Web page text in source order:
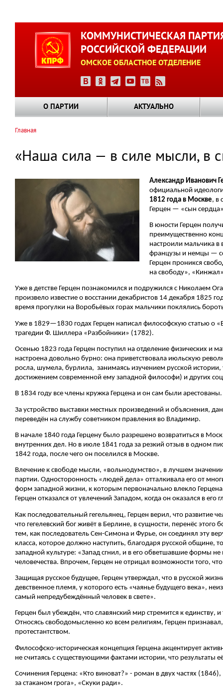
КОММУНИСТИЧЕСКАЯ
РОССИЙСКОЙ ФЕДЕРАЦИИ
ОМСКОЕ ОБЛАСТНОЕ ОТДЕЛЕНИЕ
О ПАРТИИ АКТУАЛЬНО
навигации
Главная
«Наша сила — в силе мысли, в
Александр Иванович
официальной
1812 года в Москве, в
Герцен — «сын
В юности Герцен
преимущественно
настроили мальчика
французы и немцы —
Герцен проникся
на свободу»,
Уже в детстве Герцен познакомился и подружился с Николаем
произвело известие о восстании декабристов 14 декабря 1825
время прогулки на Воробьёвых горах мальчики поклялись
Уже в 1829—1830 годах Герцен написал философскую статью
трагедии Ф. Шиллера «Разбойники» (1782).
Осенью 1823 года Герцен поступил на отделение физических и
настроена довольно бурно: она приветствовала июльскую
росла, шумела, бурлила, занимаясь изучением русской
достижением современной ему западной философи) и других
В 1834 году все члены кружка Герцена и он сам были
За устройство выставки местных произведений и объяснения,
переведён на службу советником правления во Владимир.
В начале 1840 года Герцену было разрешено возвратиться в
внутренних дел. Но в июле 1841 года за резкий отзыв в одном
1842 года, после чего он поселился в Москве.
Влечение к свободе мысли, «вольнодумство», в лучшем
партии. Односторонность «людей дела» отталкивала его от
форм западной жизни, к которым первоначально влекло Герцена
Герцен отказался от увлечений Западом, когда он оказался в его
Как последовательный гегельянец, Герцен верил, что развитие
что гегелевский бог живёт в Берлине, в сущности, перенёс
тем, как последователь Сен-Симона и Фурье, он соединял эту
класса, которое должно наступить, благодаря русской общине,
западной культуре: «Запад сгнил, и в его обветшавшие формы
человечества. Впрочем, Герцен не отрицал возможности того,
Защищая русское будущее, Герцен утверждал, что в русской
девственное племя, у которого есть «чаянье будущего века»,
самый непредубеждённый человек в свете».
Герцен был убеждён, что славянский мир стремится к единству,
Относясь свободомысленно ко всем религиям, Герцен
протестантством.
Философско-историческая концепция Герцена акцентирует
не считаясь с существующими фактами истории, что
Сочинения Герцена: «Кто виноват?» - роман в двух частях
за стаканом грога», «Скуки ради».